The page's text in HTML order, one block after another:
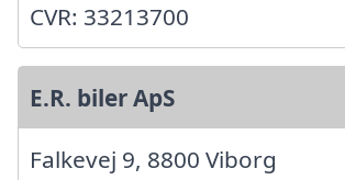
CVR: 33213700
E.R. biler ApS
Falkevej 9, 8800 Viborg